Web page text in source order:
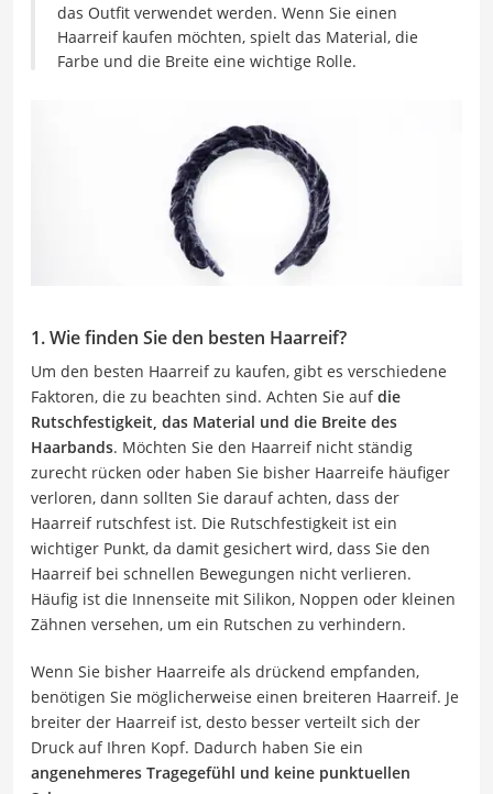
das Outfit verwendet werden. Wenn Sie einen
Haarreif kaufen möchten, spielt das Material, die
Farbe und die Breite eine wichtige Rolle.
1. Wie finden Sie den besten Haarreif?
Um den besten Haarreif zu kaufen, gibt es verschiedene
Faktoren, die zu beachten sind. Achten Sie aufdie
Rutschfestigkeit, das Material und die Breite des
Haarbands. Möchten Sie den Haarreif nicht ständig
zurecht rücken oder haben Sie bisher Haarreife häufiger
verloren, dann sollten Sie darauf achten, dass der
Haarreif rutschfest ist. Die Rutschfestigkeit ist ein
wichtiger Punkt, da damit gesichert wird, dass Sie den
Haarreif bei schnellen Bewegungen nicht verlieren.
Häufig ist die Innenseite mit Silikon, Noppen oder kleinen
Zähnen versehen, um ein Rutschen zu verhindern.
Wenn Sie bisher Haarreife als drückend empfanden,
benötigen Sie möglicherweise einen breiteren Haarreif. Je
breiter der Haarreif ist, desto besser verteilt sich der
Druck auf Ihren Kopf. Dadurch haben Sie ein
angenehmeres Tragegefühl und keine punktuellen